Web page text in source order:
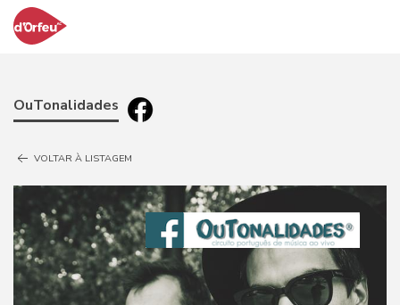
OuTonalidades
VOLTAR À LISTAGEM